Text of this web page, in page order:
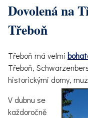
Dovolená na
Třeboň
Třeboň má velmi
Třeboň,
historickými domy,
V dubnu se
každoročně